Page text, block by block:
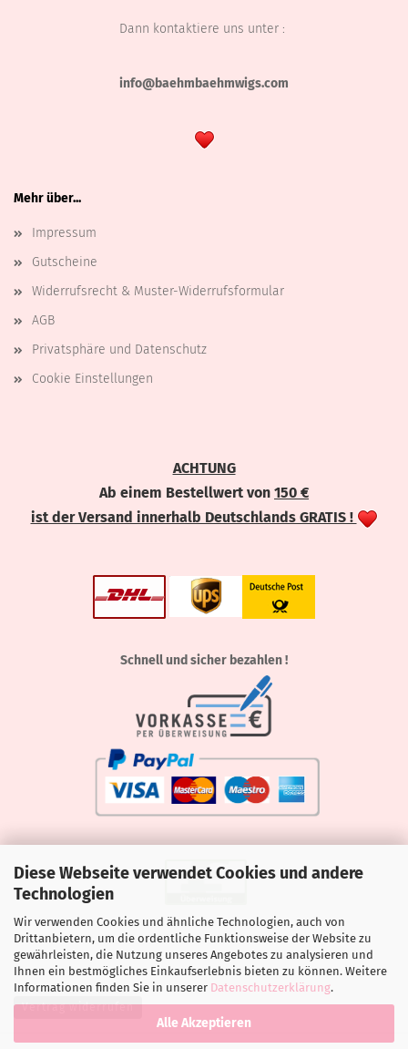
Diese Webseite verwendet Cookies und andere
Technologien
Wir verwenden Cookies und ähnliche Technologien, auch von
Drittanbietern, um die ordentliche Funktionsweise der Website zu
gewährleisten, die Nutzung unseres Angebotes zu analysieren und
Ihnen ein bestmögliches Einkaufserlebnis bieten zu können. Weitere
Informationen finden Sie in unserer Datenschutzerklärung.
Alle Akzeptieren
Dann kontaktiere uns unter :
info@baehmbaehmwigs.com
Mehr über...
Impressum
Gutscheine
Widerrufsrecht & Muster-Widerrufsformular
AGB
Privatsphäre und Datenschutz
Cookie Einstellungen
ACHTUNG
Ab einem Bestellwert von 150 €
ist der Versand innerhalb Deutschlands GRATIS !
Schnell und sicher bezahlen !
Vertrag widerrufen